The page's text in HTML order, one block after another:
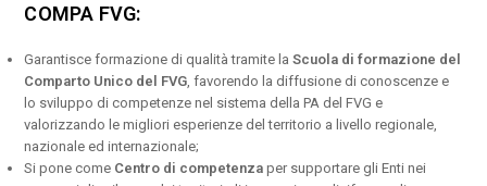
COMPA FVG:
Garantisce formazione di qualità tramite laScuola di formazione del
Comparto Unico del FVG, favorendo la diffusione di conoscenze e
lo sviluppo di competenze nel sistema della PA del FVG e
valorizzando le migliori esperienze del territorio a livello regionale,
nazionale ed internazionale;
Si pone come Centro di competenza per supportare gli Enti nei